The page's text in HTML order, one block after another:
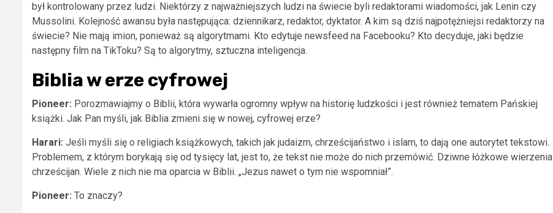
był kontrolowany przez ludzi. Niektórzy z najważniejszych ludzi na świecie byli redaktorami wiadomości, jak Lenin czy
Mussolini. Kolejność awansu była następująca: dziennikarz, redaktor, dyktator. A kim są dziś najpotężniejsi redaktorzy na
świecie? Nie mają imion, ponieważ są algorytmami. Kto edytuje newsfeed na Facebooku? Kto decyduje, jaki będzie
następny film na TikToku? Są to algorytmy, sztuczna inteligencja.
Biblia w erze cyfrowej
Pioneer: Porozmawiajmy o Biblii, która wywarła ogromny wpływ na historię ludzkości i jest również tematem Pańskiej
książki. Jak Pan myśli, jak Biblia zmieni się w nowej, cyfrowej erze?
Harari: Jeśli myśli się o religiach książkowych, takich jak judaizm, chrześcijaństwo i islam, to dają one autorytet tekstowi.
Problemem, z którym borykają się od tysięcy lat, jest to, że tekst nie może do nich przemówić. Dziwne łóżkowe wierzenia
chrześcijan. Wiele z nich nie ma oparcia w Biblii. „Jezus nawet o tym nie wspomniał”.
Pioneer: To znaczy?